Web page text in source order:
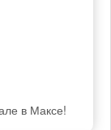
в Максе!